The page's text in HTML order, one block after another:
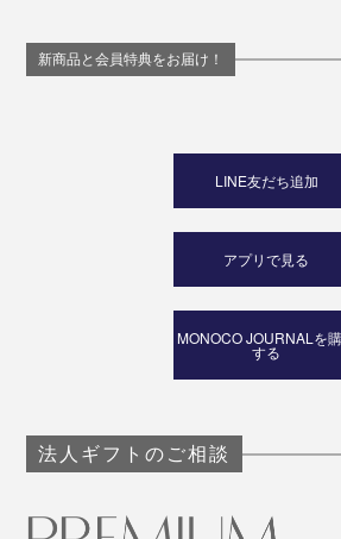
新商品と会員特典をお届け！
LINE友だち追加
アプリで見る
MONOCO JOURNALを
する
法人ギフトのご相談